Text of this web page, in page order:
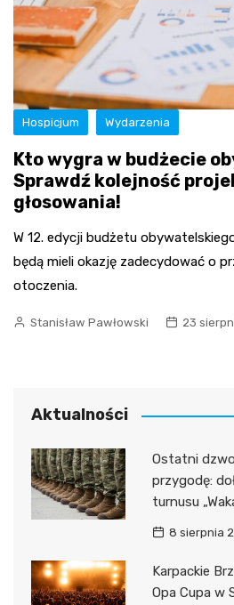
Hospicjum Wydarzenia
Kto wygra w budżecie
Sprawdź kolejność
głosowania!
W 12. edycji budżetu
będą mieli okazję zadecydować o
otoczenia.
Stanisław Pawłowski 23
Aktualności
Ostatni
przygodę:
turnusu
8 sierpnia
Karpackie
Opa Cupa w